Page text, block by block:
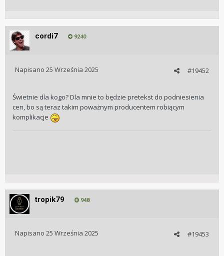
cordi7 9240
#19452
Napisano 25 Września 2025
Świetnie dla kogo? Dla mnie to będzie pretekst do podniesienia
cen, bo są teraz takim poważnym producentem robiącym
komplikacje
tropik79 948
#19453
Napisano 25 Września 2025